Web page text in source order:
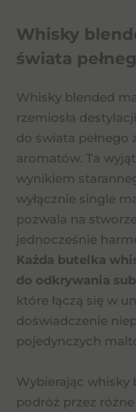
Whisky
świata
Whisky blended
rzemiosła
do świata pełnego
aromatów. Ta
wynikiem
wyłącznie single
pozwala na
jednocześnie
Każda butelka
do odkrywania
które łączą się w
doświadczenie
pojedynczych
Wybierając whisky
podróż przez